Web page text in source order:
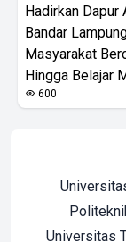
Hadirkan Dapur
Bandar
Masyarakat
Hingga Belajar
600
Universitas